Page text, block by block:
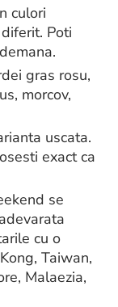
culori
Poti
gras rosu,
morcov,
uscata.
exact ca
se
cu o
Taiwan,
Malaezia,